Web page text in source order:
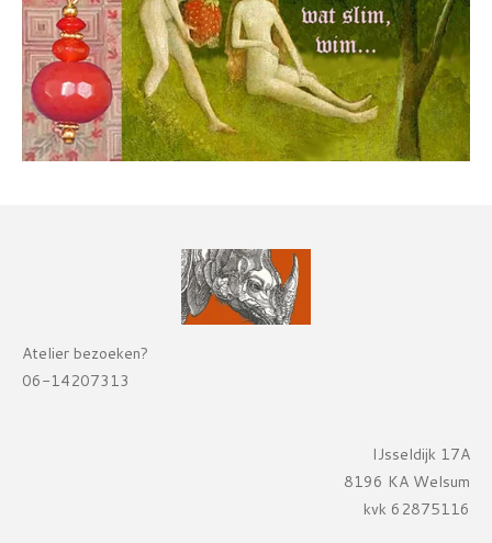
Atelier bezoeken?
06-14207313
IJsseldijk 17A
8196 KA Welsum
kvk 62875116